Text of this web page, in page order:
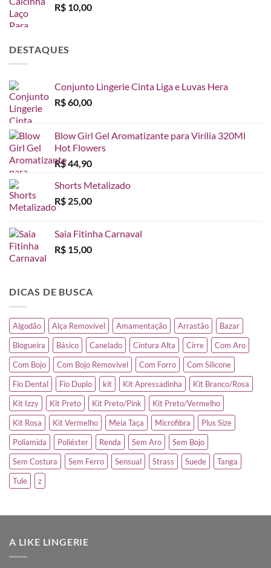
R$ 10,00
DESTAQUES
Conjunto Lingerie Cinta Liga e Luvas Hera
R$60,00
Blow Girl Gel Aromatizante para Virília 320Ml
Hot Flowers
R$44,90
Shorts Metalizado
R$ 25,00
Saia Fitinha Carnaval
R$ 15,00
DICAS DE BUSCA
Algodão Alça Removível Amamentação Arrastão
Bazar
Blogueira
Básico Canelado Cintura Alta Cirre
Com Aro
Com Bojo
Com Bojo Removível Com Forro
Com Silicone
Fio Dental
Fio Duplo kit Kit Apressadinha
Kit Branco/Rosa
Kit Izzy
Kit Preto Kit Preto/Pink
Kit Preto/Vermelho
Kit Rosa
Kit Vermelho Meia Taça Microfibra
Plus Size
Poliamida
Poliéster Renda Sem Aro
Sem Bojo
Sem Costura
Sem Ferro Sensual Strass Suede
Tanga
Tule
z
A LIKE LINGERIE